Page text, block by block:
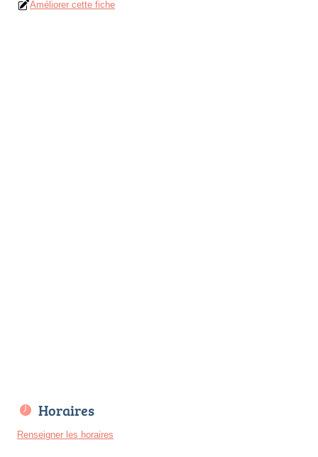
Améliorer cette fiche
Horaires
Renseigner les horaires